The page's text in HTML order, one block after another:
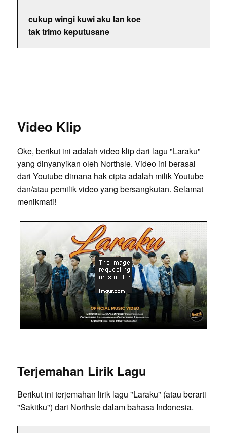
cukup wingi kuwi aku lan koe
tak trimo keputusane
Video Klip
Oke, berikut ini adalah video klip dari lagu "Laraku"
yang dinyanyikan oleh Northsle. Video ini berasal
dari Youtube dimana hak cipta adalah milik Youtube
dan/atau pemilik video yang bersangkutan. Selamat
menikmati!
Terjemahan Lirik Lagu
Berikut ini terjemahan lirik lagu "Laraku" (atau berarti
"Sakitku") dari Northsle dalam bahasa Indonesia.